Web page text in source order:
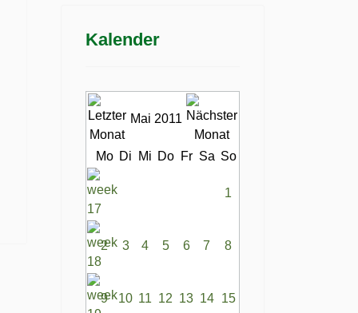
Kalender
Mai 2011
Mo Di Mi Do Fr Sa So
1
2 3 4 5 6 7 8
9 10 11 12 13 14 15